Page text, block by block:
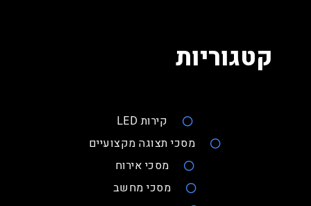
קטגוריות
קירות LED
מסכי תצוגה מקצועיים
מסכי אירוח
מסכי מחשב